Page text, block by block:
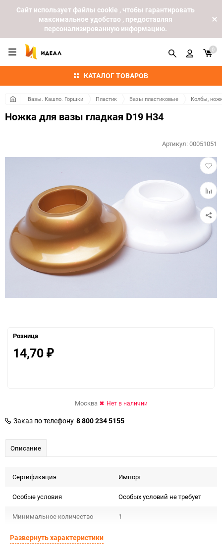
Cайт использует файлы cookie , чтобы гарантировать
максимальное удобство , предоставляя
персонализированную информацию.
КАТАЛОГ ТОВАРОВ
0
Вазы. Кашпо. Горшки Пластик Вазы пластиковые Колбы,
Ножка для вазы гладкая D19 H34
в
к
Артикул:00051051
Розница
14,70 ₽
Москва Нет в наличии
Заказ по телефону 8 800 234 5155
Описание
Сертификация Импорт
Особые условия Особых условий не требует
Минимальное количество 1
Единица измерения
Развернуть характеристики